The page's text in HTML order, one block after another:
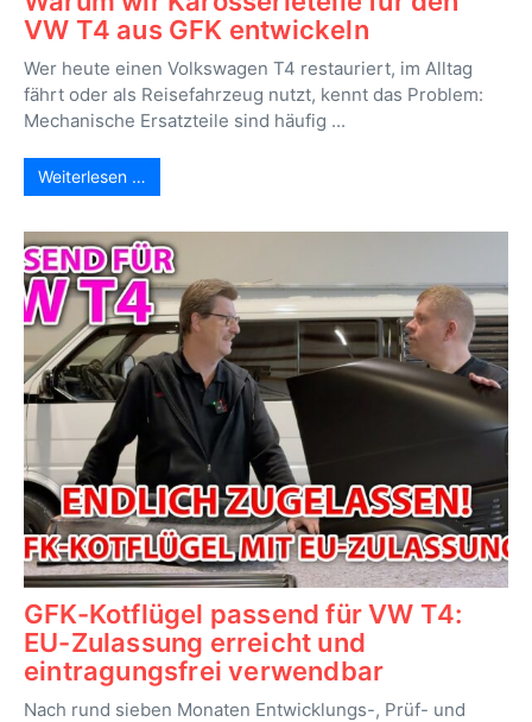
VW T4 aus GFK entwickeln
Wer heute einen Volkswagen T4 restauriert, im Alltag
fährt oder als Reisefahrzeug nutzt, kennt das Problem:
Mechanische Ersatzteile sind häufig ...
Weiterlesen …
GFK-Kotflügel passend für VW T4:
EU-Zulassung erreicht und
eintragungsfrei verwendbar
Nach rund sieben Monaten Entwicklungs-, Prüf- und